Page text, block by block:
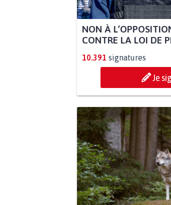
NON À
CONTRE LA LOI DE
10.391 signatures
Je